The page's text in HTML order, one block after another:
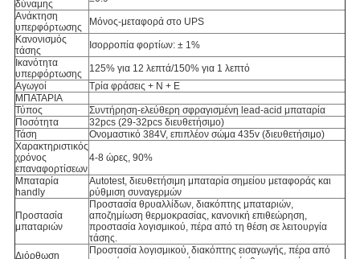
δύναμης
Ανάκτηση
υπερφόρτωσης
Μόνος-μεταφορά στο UPS
Κανονισμός
τάσης
Ισορροπία φορτίων: ± 1%
Ικανότητα
υπερφόρτωσης
125% για 12 λεπτά/150% για 1 λεπτό
Αγωγοί
Τρία φράσεις + Ν + Ε
ΜΠΑΤΑΡΙΑ
Τύπος
Συντήρηση-ελεύθερη σφραγισμένη lead-acid μπαταρία
Ποσότητα
32pcs (29-32pcs διευθετήσιμο)
Τάση
Ονομαστικό 384V, επιπλέον σώμα 435v (διευθετήσιμο)
Χαρακτηριστικός
χρόνος
επαναφορτίσεων
4-8 ώρες, 90%
Μπαταρία
handly
Autotest, διευθετήσιμη μπαταρία σημείου μεταφοράς και
ρύθμιση συναγερμών
Προστασία
μπαταριών
Προστασία θρυαλλίδων, διακόπτης μπαταριών,
αποζημίωση θερμοκρασίας, κανονική επιθεώρηση,
προστασία λογισμικού, πέρα από τη θέση σε λειτουργία
τάσης.
Διόρθωση
Προστασία λογισμικού, διακόπτης εισαγωγής, πέρα από